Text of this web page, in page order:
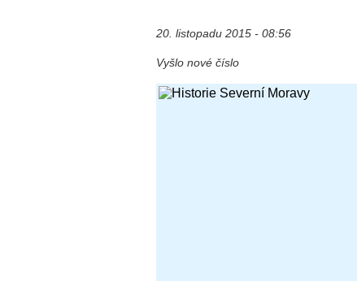
20. listopadu 2015 - 08:56
Vyšlo nové číslo